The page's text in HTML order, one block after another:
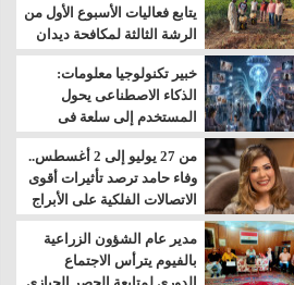
يتابع فعاليات الأسبوع الأول من
الرشة الثالثة لمكافحة ديدان
اللوز للقطن
خبير تكنولوجيا معلومات:
الذكاء الاصطناعى يحول
المستخدم إلى سلعة فى
اقتصاد الانتباه
من 27 يوليو إلى 2 أغسطس..
وفاء حامد ترصد تأثيرات أقوى
الاتصالات الفلكية على الأبراج
مدير عام الشؤون الزراعية
بالفيوم يترأس الاجتماع